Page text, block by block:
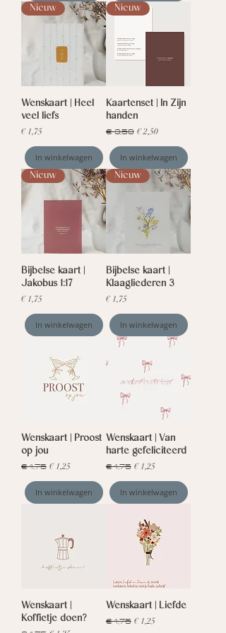
Nieuw
Wenskaart | Heel
veel liefs
Prijs
€ 1,75
In winkelwagen
Nieuw
Kaartenset | In Zijn
handen
Normale prijs
€ 3,50 Verkoopprijs
€ 2,50
In winkelwagen
Nieuw
Bijbelse kaart |
Jakobus 1:17
Prijs
€ 1,75
In winkelwagen
Nieuw
Bijbelse kaart |
Klaagliederen 3
Prijs
€ 1,75
In winkelwagen
Wenskaart | Proost
op jou
Normale prijs
€ 1,75 Verkoopprijs
€ 1,25
In winkelwagen
Wenskaart | Van
harte gefeliciteerd
Normale prijs
€ 1,75 Verkoopprijs
€ 1,25
In winkelwagen
Wenskaart |
Koffietje doen?
Wenskaart | Liefde
Normale prijs
€ 1,75 Verkoopprijs
€ 1,25